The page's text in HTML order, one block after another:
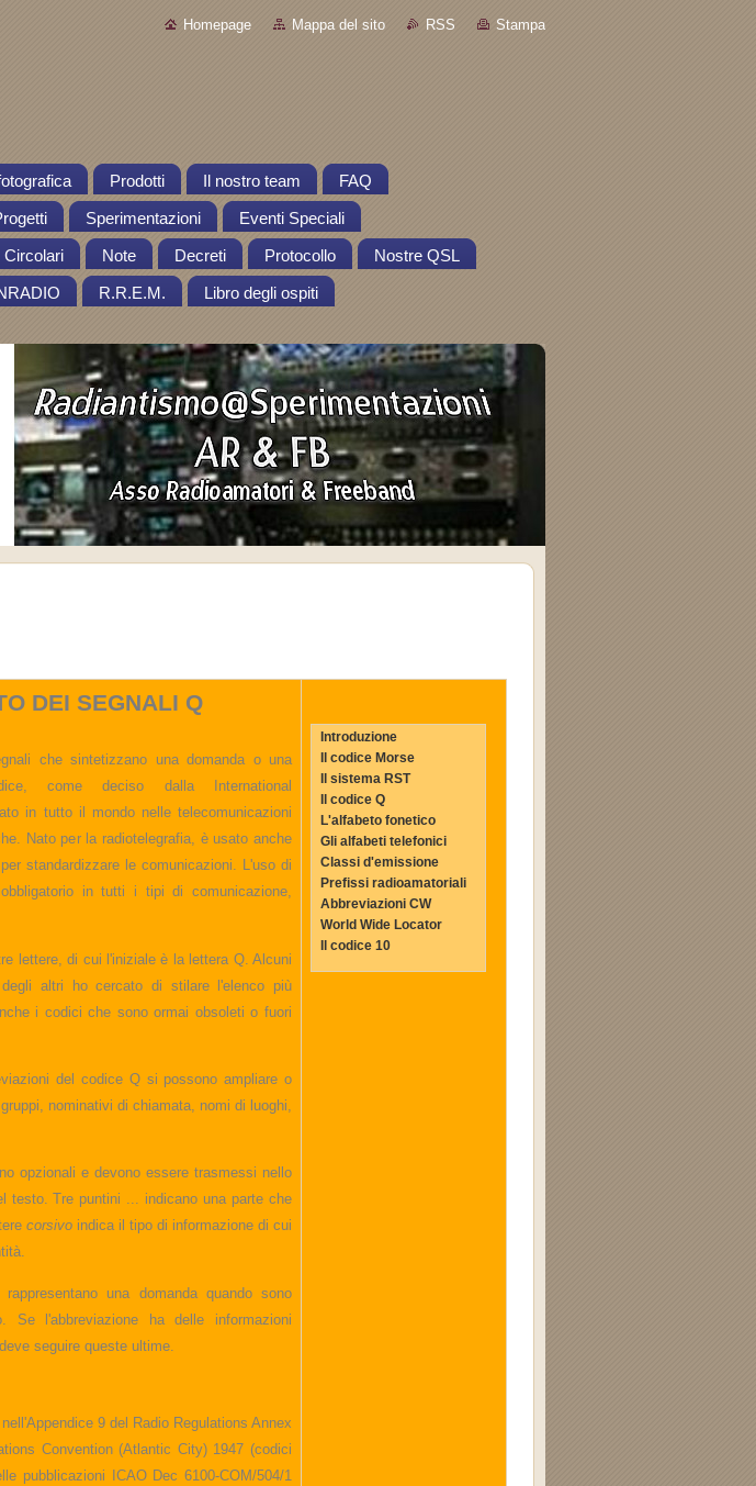
Homepage Mappa del sito RSS Stampa
Prodotti Il nostro team FAQ
Sperimentazioni Eventi Speciali
Circolari Note Decreti Protocollo Nostre QSL
R.R.E.M. Libro degli ospiti
DEI SEGNALI Q
che sintetizzano una domanda o una
come deciso dalla International
in tutto il mondo nelle telecomunicazioni
Nato per la radiotelegrafia, è usato anche
standardizzare le comunicazioni. L'uso di
in tutti i tipi di comunicazione,
lettere, di cui l'iniziale è la lettera Q. Alcuni
altri ho cercato di stilare l'elenco più
i codici che sono ormai obsoleti o fuori
del codice Q si possono ampliare o
nominativi di chiamata, nomi di luoghi,
opzionali e devono essere trasmessi nello
testo. Tre puntini ... indicano una parte che
corsivo indica il tipo di informazione di cui
una domanda quando sono
Se l'abbreviazione ha delle informazioni
seguire queste ultime.
9 del Radio Regulations Annex
Convention (Atlantic City) 1947 (codici
pubblicazioni ICAO Dec 6100-COM/504/1
Introduzione
Il codice Morse
Il sistema RST
Il codice Q
L'alfabeto fonetico
Gli alfabeti telefonici
Classi d'emissione
Prefissi radioamatoriali
Abbreviazioni CW
World Wide Locator
Il codice 10